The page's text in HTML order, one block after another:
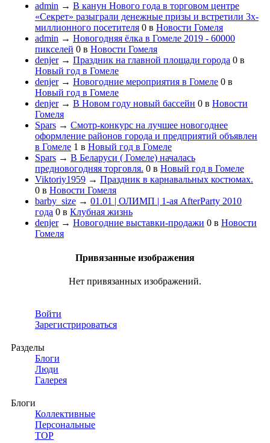
admin → В канун Нового года в торговом центре
«Секрет» разыграли денежные призы и встретили 3х-
миллионного посетителя 0 в Новости Гомеля
admin → Новогодняя ёлка в Гомеле 2019 - 60000
пикселей 0 в Новости Гомеля
denjer→ Праздник на главной площади города 0 в
Новый год в Гомеле
denjer→ Новогодние мероприятия в Гомеле 0 в
Новый год в Гомеле
denjer→ В Новом году новый бассейн 0 в Новости
Гомеля
Spars → Смотр-конкурс на лучшее новогоднее
оформление районов города и предприятий объявлен
в Гомеле 1 в Новый год в Гомеле
Spars → В Беларуси ( Гомеле) началась
предновогодняя торговля. 0 в Новый год в Гомеле
Viktoriy1959 → Праздник в карнавальных костюмах.
0 в Новости Гомеля
barby_size → 01.01 | ОЛИМП | 1-ая AfterParty 2010
года 0 в Клубная жизнь
denjer→ Новогодние выставки-продажи 0 в Новости
Гомеля
Привязанные изображения
Нет привязанных изображений.
Войти
Зарегистрироваться
Разделы
Блоги
Люди
Галерея
Блоги
Коллективные
Персональные
TOP